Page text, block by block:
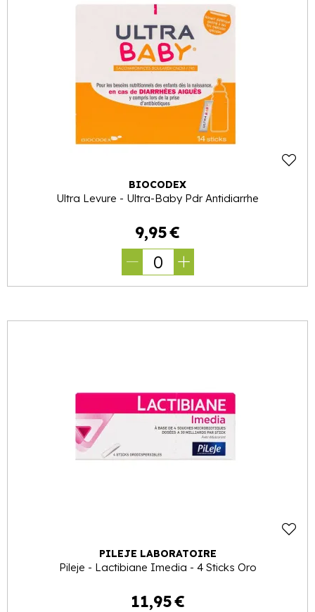
BIOCODEX
Ultra Levure - Ultra-Baby Pdr Antidiarrhe
9,95€
0
PILEJE LABORATOIRE
Pileje - Lactibiane Imedia - 4 Sticks Oro
11,95€